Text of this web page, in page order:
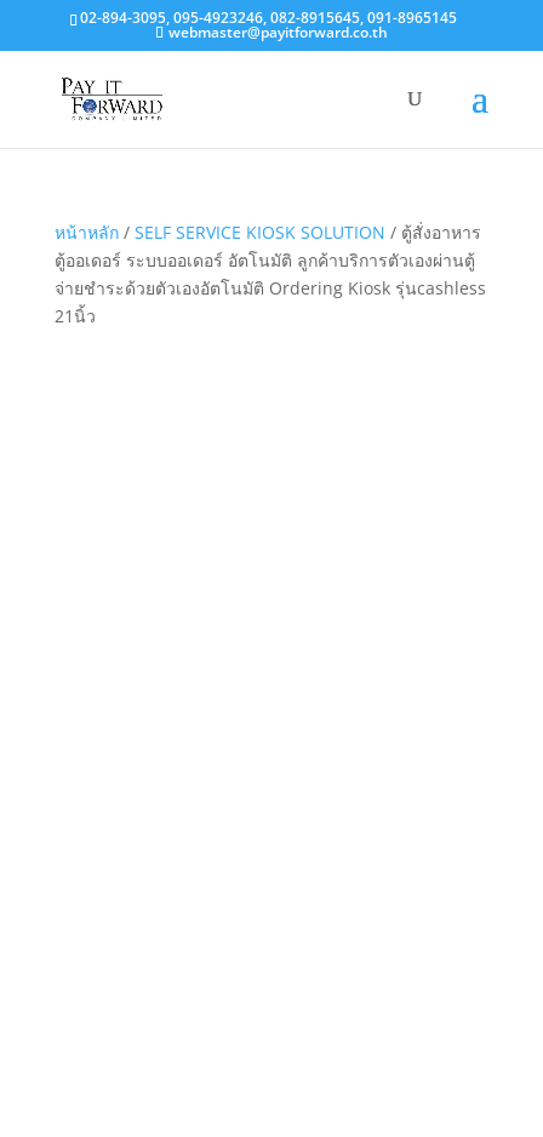
02-894-3095, 095-4923246, 082-8915645, 091-8965145
webmaster@payitforward.co.th
หน้าหลัก/ SELF SERVICE KIOSK SOLUTION / ตู้สั่งอาหาร
ตู้ออเดอร์ ระบบออเดอร์ อัตโนมัติ ลูกค้าบริการตัวเองผ่านตู้
จ่ายชำระด้วยตัวเองอัตโนมัติ Ordering Kiosk รุ่นcashless
21นิ้ว